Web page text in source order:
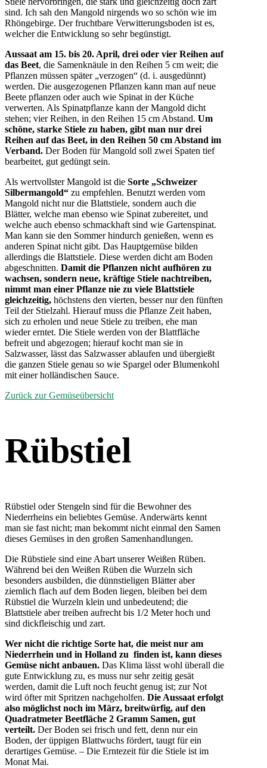
sind. Ich sah den Mangold nirgends wo so schön wie im
Rhöngebirge. Der fruchtbare Verwitterungsboden ist es,
welcher die Entwicklung so sehr begünstigt.
Aussaat am 15. bis 20. April, drei oder vier Reihen auf
das Beet, die Samenknäule in den Reihen 5 cm weit; die
Pflanzen müssen später „verzogen“ (d. i. ausgedünnt)
werden. Die ausgezogenen Pflanzen kann man auf neue
Beete pflanzen oder auch wie Spinat in der Küche
verwerten. Als Spinatpflanze kann der Mangold dicht
stehen; vier Reihen, in den Reihen 15 cm Abstand. Um
schöne, starke Stiele zu haben, gibt man nur drei
Reihen auf das Beet, in den Reihen 50 cm Abstand im
Verband. Der Boden für Mangold soll zwei Spaten tief
bearbeitet, gut gedüngt sein.
Als wertvollster Mangold ist die Sorte „Schweizer
Silbermangold“ zu empfehlen. Benutzt werden vom
Mangold nicht nur die Blattstiele, sondern auch die
Blätter, welche man ebenso wie Spinat zubereitet, und
welche auch ebenso schmackhaft sind wie Gartenspinat.
Man kann sie den Sommer hindurch genießen, wenn es
anderen Spinat nicht gibt. Das Hauptgemüse bilden
allerdings die Blattstiele. Diese werden dicht am Boden
abgeschnitten. Damit die Pflanzen nicht aufhören zu
wachsen, sondern neue, kräftige Stiele nachtreiben,
nimmt man einer Pflanze nie zu viele Blattstiele
gleichzeitig, höchstens den vierten, besser nur den fünften
Teil der Stielzahl. Hierauf muss die Pflanze Zeit haben,
sich zu erholen und neue Stiele zu treiben, ehe man
wieder erntet. Die Stiele werden von der Blattfläche
befreit und abgezogen; hierauf kocht man sie in
Salzwasser, lässt das Salzwasser ablaufen und übergießt
die ganzen Stiele genau so wie Spargel oder Blumenkohl
mit einer holländischen Sauce.
Zurück zur Gemüseübersicht
Rübstiel
Rübstiel oder Stengeln sind für die Bewohner des
Niederrheins ein beliebtes Gemüse. Anderwärts kennt
man sie fast nicht; man bekommt nicht einmal den Samen
dieses Gemüses in den großen Samenhandlungen.
Die Rübstiele sind eine Abart unserer Weißen Rüben.
Während bei den Weißen Rüben die Wurzeln sich
besonders ausbilden, die dünnstieligen Blätter aber
ziemlich flach auf dem Boden liegen, bleiben bei dem
Rübstiel die Wurzeln klein und unbedeutend; die
Blattstiele aber treiben aufrecht bis 1/2 Meter hoch und
sind dickfleischig und zart.
Wer nicht die richtige Sorte hat, die meist nur am
Niederrhein und in Holland zu finden ist, kann dieses
Gemüse nicht anbauen. Das Klima lässt wohl überall die
gute Entwicklung zu, es muss nur sehr zeitig gesät
werden, damit die Luft noch feucht genug ist; zur Not
wird öfter mit Spritzen nachgeholfen. Die Aussaat erfolgt
also möglichst noch im März, breitwürfig, auf den
Quadratmeter Beetfläche 2 Gramm Samen, gut
verteilt. Der Boden sei frisch und fett, denn nur ein
Boden, der üppigen Blattwuchs fördert, taugt für ein
derartiges Gemüse. – Die Erntezeit für die Stiele ist im
Monat Mai.